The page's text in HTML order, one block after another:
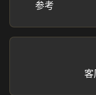
参考
客